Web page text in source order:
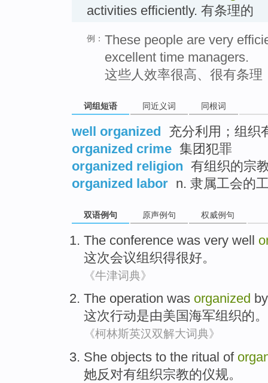
activities efficiently. 有条理的
例： These people are very
excellent time managers.
这些人效率很高、很有条
词组短语 同近义词 同根词
well organized 充分利用；组织
organized crime 集团犯罪
organized religion 有组织的宗
organized labor n. 隶属工会的
双语例句 原声例句 权威例句
The conference was very well
这次会议组织得很好。
《牛津词典》
The operation was organized by
这次行动是由美国海军组织的。
《柯林斯英汉双解大词典》
She objects to the ritual of
她反对有组织宗教的仪规。